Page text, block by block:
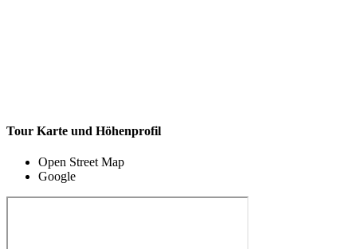
Tour Karte und Höhenprofil
Open Street Map
Google